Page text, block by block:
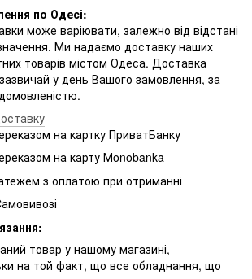
по Одесі:
може варіювати, залежно від відстані
Ми надаємо доставку наших
товарів містом Одеса. Доставка
у день Вашого замовлення, за
на картку ПриватБанку
на карту Мonobanka
з оплатою при отриманні
товар у нашому магазині,
на той факт, що все обладнання, що